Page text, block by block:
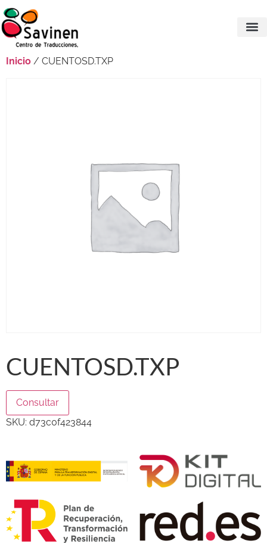
Inicio / CUENTOSD.TXP
CUENTOSD.TXP
Consultar
SKU: d73c0f423844